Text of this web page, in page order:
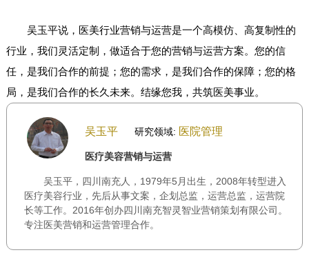
吴玉平说，医美行业营销与运营是一个高模仿、高复制性的
行业，我们灵活定制，做适合于您的营销与运营方案。您的信
任，是我们合作的前提；您的需求，是我们合作的保障；您的格
局，是我们合作的长久未来。结缘您我，共筑医美事业。
吴玉平 研究领域: 医院管理
医疗美容营销与运营
吴玉平，四川南充人，1979年5月出生，2008年转型进入
医疗美容行业，先后从事文案，企划总监，运营总监，运营院
长等工作。2016年创办四川南充智灵智业营销策划有限公司。
专注医美营销和运营管理合作。